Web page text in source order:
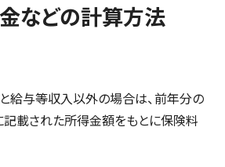
などの計算方法
給与等収入以外の場合は、前年分の
載された所得金額をもとに保険料